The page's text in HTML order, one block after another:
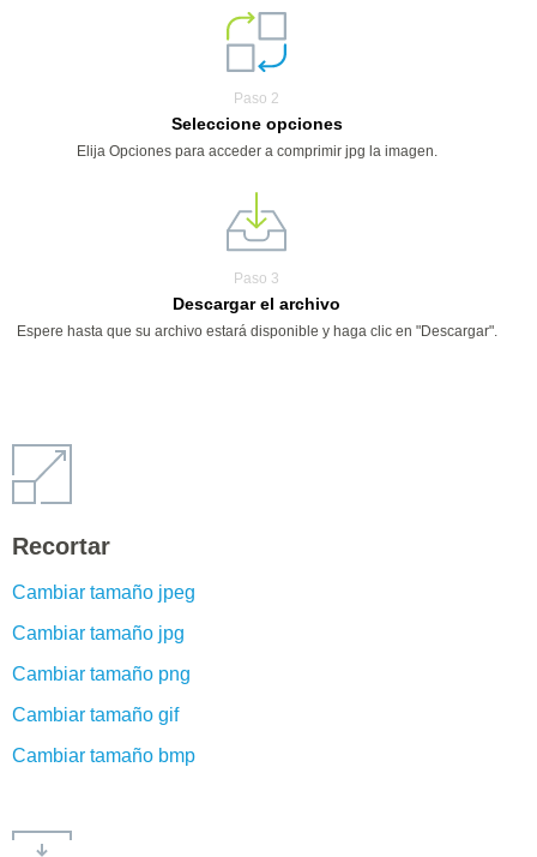
Paso 2
Seleccione opciones
Elija Opciones para acceder a comprimir jpg la imagen.
Paso 3
Descargar el archivo
Espere hasta que su archivo estará disponible y haga clic en "Descargar".
Recortar
Cambiar tamaño jpeg
Cambiar tamaño jpg
Cambiar tamaño png
Cambiar tamaño gif
Cambiar tamaño bmp